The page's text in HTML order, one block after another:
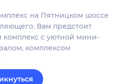
на Пятницком шоссе
Вам предстоит
комплекс с уютной мини-
комплексом